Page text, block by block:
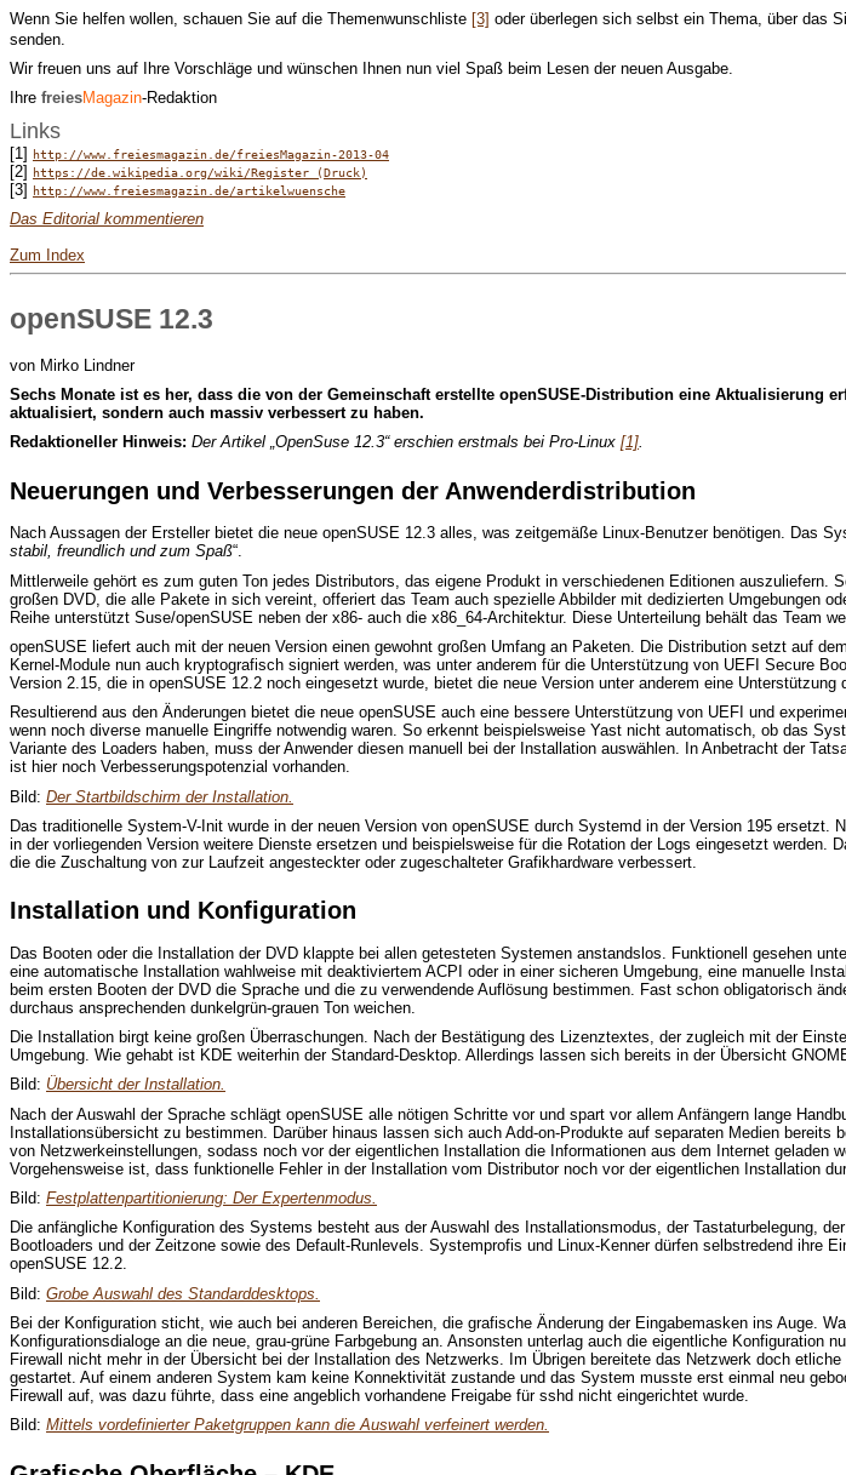
Wenn Sie helfen wollen, schauen Sie auf die Themenwunschliste [3] oder überlegen sich selbst ein Thema, über das
senden.
Wir freuen uns auf Ihre Vorschläge und wünschen Ihnen nun viel Spaß beim Lesen der neuen Ausgabe.
Ihre freiesMagazin-Redaktion
Links
[1] http://www.freiesmagazin.de/freiesMagazin-2013-04
[2] https://de.wikipedia.org/wiki/Register_(Druck)
[3] http://www.freiesmagazin.de/artikelwuensche
Das Editorial kommentieren
Zum Index
openSUSE 12.3
von Mirko Lindner
Sechs Monate ist es her, dass die von der Gemeinschaft erstellte openSUSE-Distribution eine
aktualisiert, sondern auch massiv verbessert zu haben.
Redaktioneller Hinweis: Der Artikel „OpenSuse 12.3“ erschien erstmals bei Pro-Linux [1].
Neuerungen und Verbesserungen der Anwenderdistribution
Nach Aussagen der Ersteller bietet die neue openSUSE 12.3 alles, was zeitgemäße Linux-Benutzer benötigen. Das
stabil, freundlich und zum Spaß“.
Mittlerweile gehört es zum guten Ton jedes Distributors, das eigene Produkt in verschiedenen Editionen
großen DVD, die alle Pakete in sich vereint, offeriert das Team auch spezielle Abbilder mit dedizierten Umgebungen
Reihe unterstützt Suse/openSUSE neben der x86- auch die x86_64-Architektur. Diese Unterteilung behält das Team
openSUSE liefert auch mit der neuen Version einen gewohnt großen Umfang an Paketen. Die Distribution setzt auf
Kernel-Module nun auch kryptografisch signiert werden, was unter anderem für die Unterstützung von UEFI Secure
Version 2.15, die in openSUSE 12.2 noch eingesetzt wurde, bietet die neue Version unter anderem eine Unterstützung
Resultierend aus den Änderungen bietet die neue openSUSE auch eine bessere Unterstützung von UEFI und
wenn noch diverse manuelle Eingriffe notwendig waren. So erkennt beispielsweise Yast nicht automatisch, ob das
Variante des Loaders haben, muss der Anwender diesen manuell bei der Installation auswählen. In Anbetracht der
ist hier noch Verbesserungspotenzial vorhanden.
Bild: Der Startbildschirm der Installation.
Das traditionelle System-V-Init wurde in der neuen Version von openSUSE durch Systemd in der Version 195
in der vorliegenden Version weitere Dienste ersetzen und beispielsweise für die Rotation der Logs eingesetzt
die die Zuschaltung von zur Laufzeit angesteckter oder zugeschalteter Grafikhardware verbessert.
Installation und Konfiguration
Das Booten oder die Installation der DVD klappte bei allen getesteten Systemen anstandslos. Funktionell gesehen
eine automatische Installation wahlweise mit deaktiviertem ACPI oder in einer sicheren Umgebung, eine manuelle
beim ersten Booten der DVD die Sprache und die zu verwendende Auflösung bestimmen. Fast schon obligatorisch
durchaus ansprechenden dunkelgrün-grauen Ton weichen.
Die Installation birgt keine großen Überraschungen. Nach der Bestätigung des Lizenztextes, der zugleich mit der
Umgebung. Wie gehabt ist KDE weiterhin der Standard-Desktop. Allerdings lassen sich bereits in der Übersicht
Bild: Übersicht der Installation.
Nach der Auswahl der Sprache schlägt openSUSE alle nötigen Schritte vor und spart vor allem Anfängern lange
Installationsübersicht zu bestimmen. Darüber hinaus lassen sich auch Add-on-Produkte auf separaten Medien
von Netzwerkeinstellungen, sodass noch vor der eigentlichen Installation die Informationen aus dem Internet
Vorgehensweise ist, dass funktionelle Fehler in der Installation vom Distributor noch vor der eigentlichen Installation
Bild: Festplattenpartitionierung: Der Expertenmodus.
Die anfängliche Konfiguration des Systems besteht aus der Auswahl des Installationsmodus, der Tastaturbelegung,
Bootloaders und der Zeitzone sowie des Default-Runlevels. Systemprofis und Linux-Kenner dürfen selbstredend
openSUSE 12.2.
Bild: Grobe Auswahl des Standarddesktops.
Bei der Konfiguration sticht, wie auch bei anderen Bereichen, die grafische Änderung der Eingabemasken ins Auge.
Konfigurationsdialoge an die neue, grau-grüne Farbgebung an. Ansonsten unterlag auch die eigentliche
Firewall nicht mehr in der Übersicht bei der Installation des Netzwerks. Im Übrigen bereitete das Netzwerk doch
gestartet. Auf einem anderen System kam keine Konnektivität zustande und das System musste erst einmal neu
Firewall auf, was dazu führte, dass eine angeblich vorhandene Freigabe für sshd nicht eingerichtet wurde.
Bild: Mittels vordefinierter Paketgruppen kann die Auswahl verfeinert werden.